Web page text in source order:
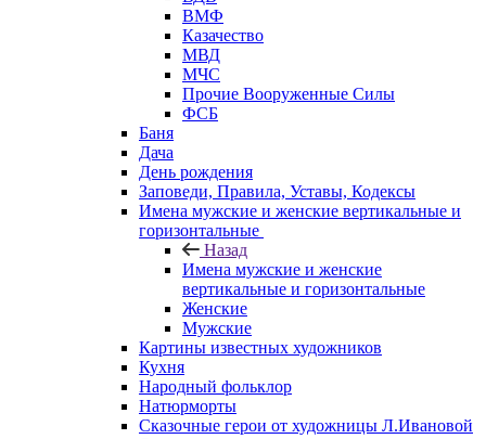
ВМФ
Казачество
МВД
МЧС
Прочие Вооруженные Силы
ФСБ
Баня
Дача
День рождения
Заповеди, Правила, Уставы, Кодексы
Имена мужские и женские вертикальные и
горизонтальные
Назад
Имена мужские и женские
вертикальные и горизонтальные
Женские
Мужские
Картины известных художников
Кухня
Народный фольклор
Натюрморты
Сказочные герои от художницы Л.Ивановой